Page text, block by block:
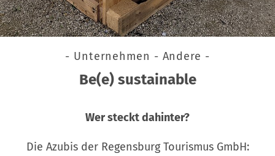
- Unternehmen - Andere -
Be(e) sustainable
Wer steckt dahinter?
Die Azubis der Regensburg Tourismus GmbH: